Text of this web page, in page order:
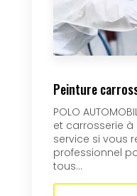
Peinture
POLO
et carrosserie à
service si vous
professionnel
tous...